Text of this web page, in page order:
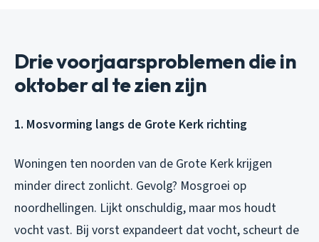
Drie voorjaarsproblemen die in
oktober al te zien zijn
1. Mosvorming langs de Grote Kerk richting
Woningen ten noorden van de Grote Kerk krijgen
minder direct zonlicht. Gevolg? Mosgroei op
noordhellingen. Lijkt onschuldig, maar mos houdt
vocht vast. Bij vorst expandeert dat vocht, scheurt de